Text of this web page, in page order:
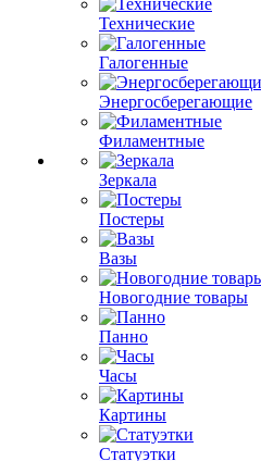
Технические
Галогенные
Энергосберегающие
Филаментные
Зеркала
Постеры
Вазы
Новогодние товары
Панно
Часы
Картины
Статуэтки